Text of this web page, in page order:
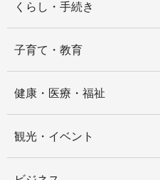
くらし・手続き
子育て・教育
健康・医療・福祉
観光・イベント